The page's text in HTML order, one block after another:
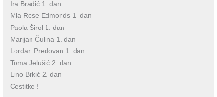
Ira Bradić 1. dan
Mia Rose Edmonds 1. dan
Paola Širol 1. dan
Marijan Čulina 1. dan
Lordan Predovan 1. dan
Toma Jelušić 2. dan
Lino Brkić 2. dan
Čestitke !